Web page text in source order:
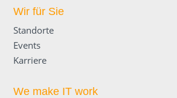
Wir für Sie
Standorte
Events
Karriere
We make IT work